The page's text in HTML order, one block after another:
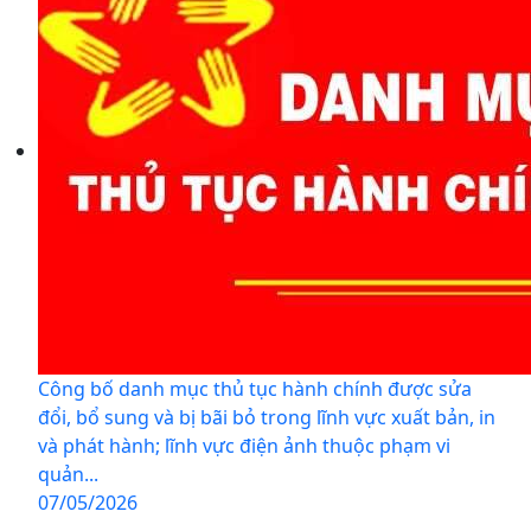
Công bố danh mục thủ tục hành chính được sửa
đổi, bổ sung và bị bãi bỏ trong lĩnh vực xuất bản, in
và phát hành; lĩnh vực điện ảnh thuộc phạm vi
quản...
07/05/2026